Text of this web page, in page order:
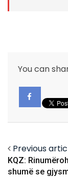
You can
Previous
KQZ:
shumë se